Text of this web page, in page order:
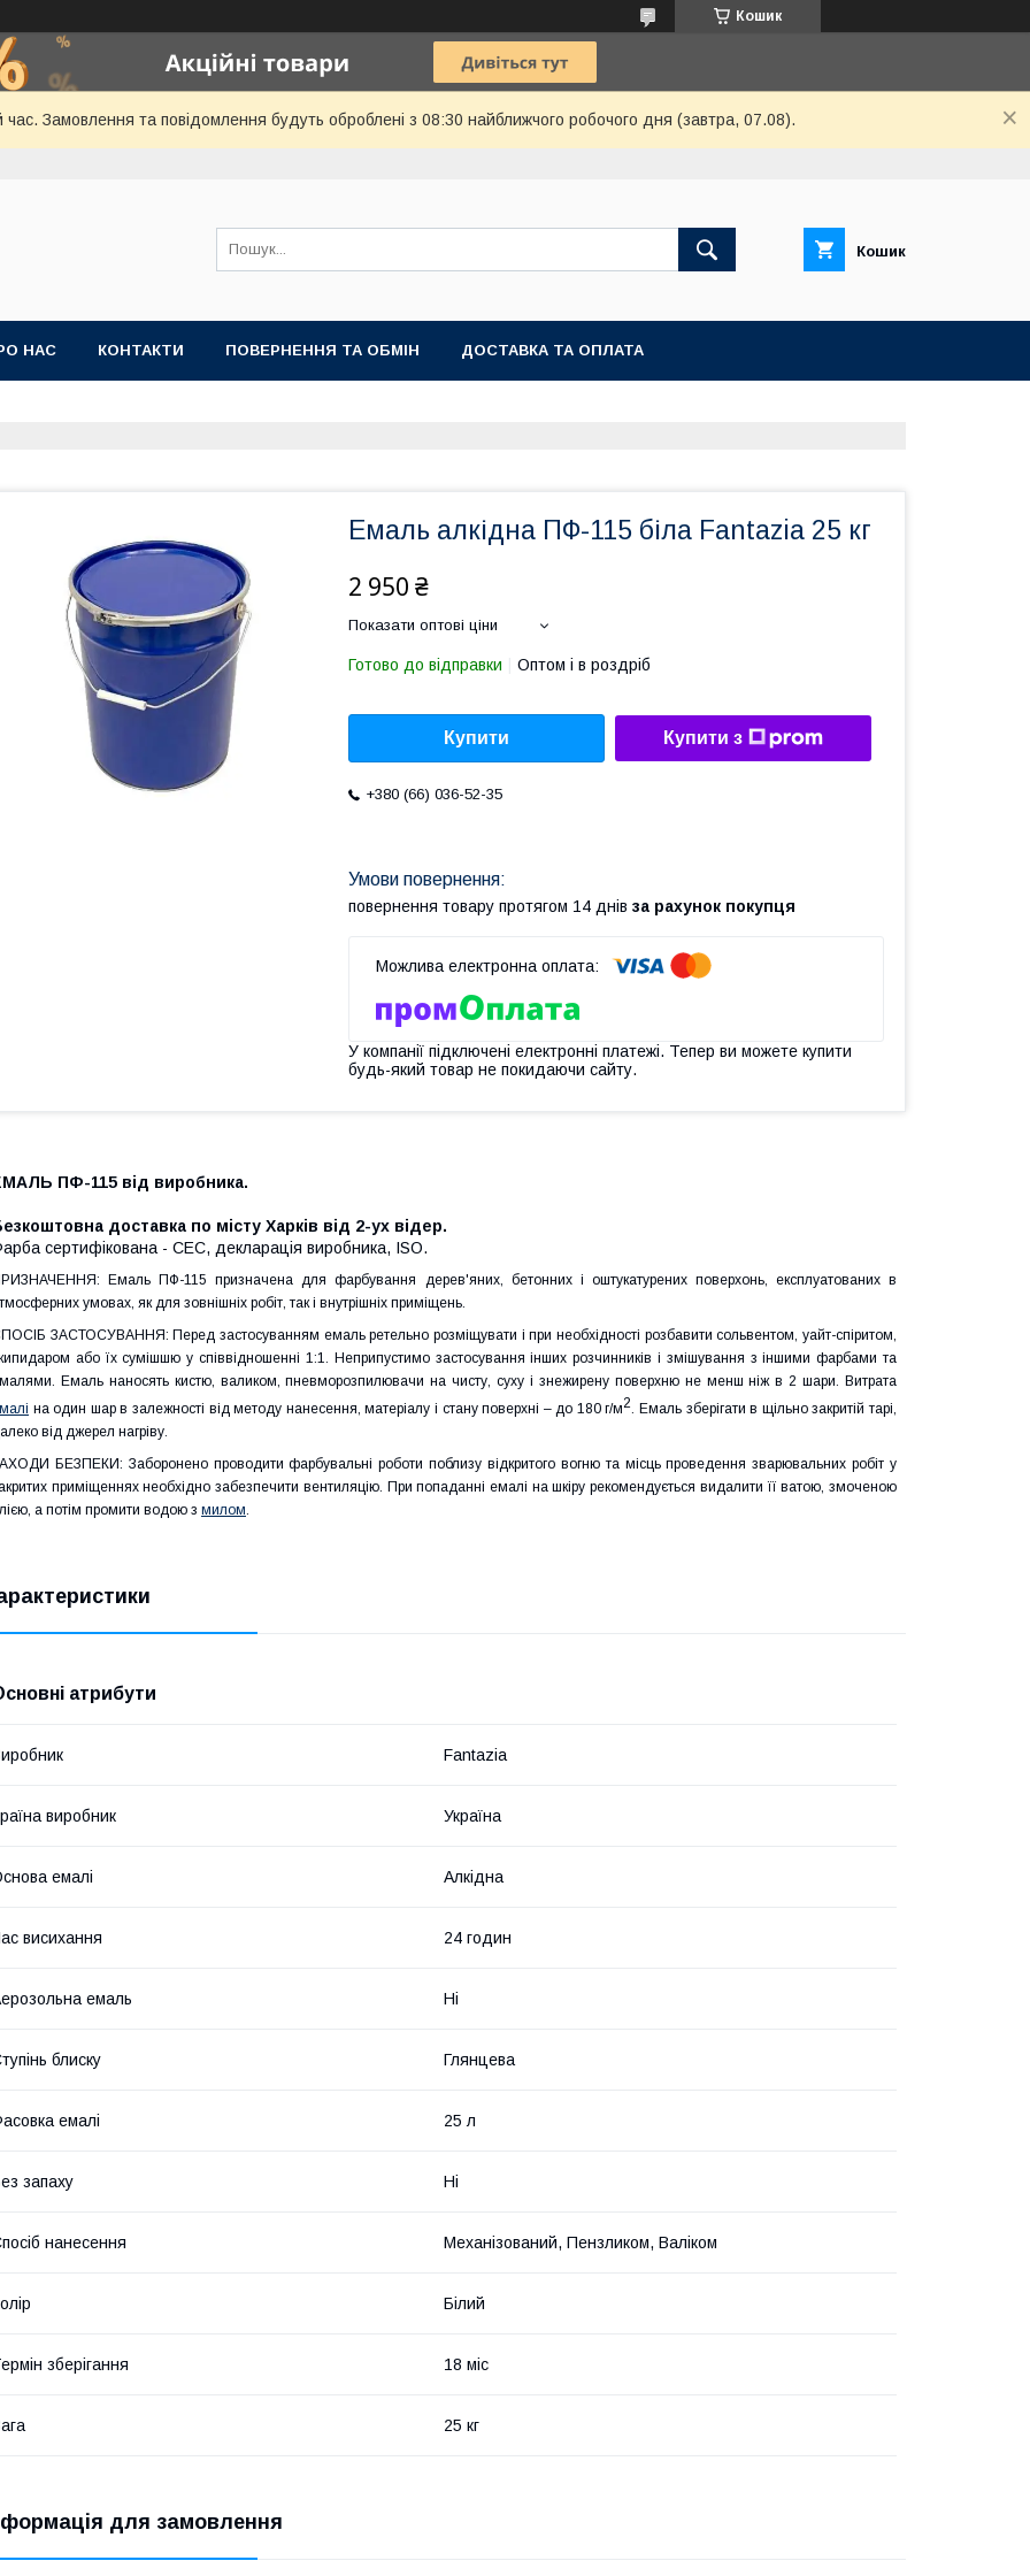
Кошик
час. Замовлення та повідомлення будуть оброблені з 08:30 найближчого робочого дня (завтра, 07.08).
Кошик
НАС КОНТАКТИ ПОВЕРНЕННЯ ТА ОБМІН ДОСТАВКА ТА ОПЛАТА
Емаль алкідна ПФ-115 біла Fantaziа 25 кг
2 950 ₴
Показати оптові ціни
Готово до відправки Оптом і в роздріб
Купити Купити з
+380 (66) 036-52-35
повернення товару протягом 14 днів за рахунок покупця
У компанії підключені електронні платежі. Тепер ви можете купити
будь-який товар не покидаючи сайту.
ПФ-115 від виробника.
доставка по місту Харків від 2-ух відер.
сертифікована - СЕС, декларація виробника, ISO.
Емаль ПФ-115 призначена для фарбування дерев'яних, бетонних і оштукатурених поверхонь, експлуатованих в
умовах, як для зовнішніх робіт, так і внутрішніх приміщень.
ЗАСТОСУВАННЯ: Перед застосуванням емаль ретельно розміщувати і при необхідності розбавити сольвентом, уайт-спіритом,
або їх сумішшю у співвідношенні 1:1. Неприпустимо застосування інших розчинників і змішування з іншими фарбами та
Емаль наносять кистю, валиком, пневморозпилювачи на чисту, суху і знежирену поверхню не менш ніж в 2 шари. Витрата
на один шар в залежності від методу нанесення, матеріалу і стану поверхні – до 180 г/м2 . Емаль зберігати в щільно закритій тарі,
від джерел нагріву.
БЕЗПЕКИ: Заборонено проводити фарбувальні роботи поблизу відкритого вогню та місць проведення зварювальних робіт у
приміщеннях необхідно забезпечити вентиляцію. При попаданні емалі на шкіру рекомендується видалити її ватою, змоченою
а потім промити водою з милом
атрибути
Fantazia
виробник Україна
емалі Алкідна
висихання 24 годин
емаль Ні
блиску Глянцева
емалі 25 л
запаху Ні
нанесення Механізований, Пензликом, Валіком
Білий
зберігання 18 міс
25 кг
для замовлення